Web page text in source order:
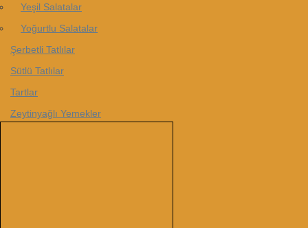
Yeşil Salatalar
Yoğurtlu Salatalar
Şerbetli Tatlılar
Sütlü Tatlılar
Tartlar
Zeytinyağlı Yemekler